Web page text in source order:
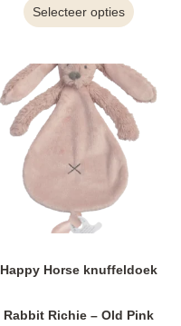
Selecteer opties
Happy Horse knuffeldoek
Rabbit Richie – Old Pink